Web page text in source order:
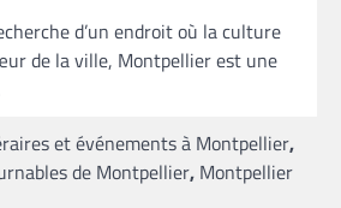
d’un endroit où la culture
de la ville, Montpellier est une
et événements à Montpellier,
de Montpellier, Montpellier